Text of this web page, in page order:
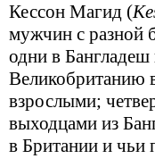
Кессон Магид (
мужчин с разной
одни в Бангладеш
Великобританию
взрослыми;
выходцами из
в Британии и чьи